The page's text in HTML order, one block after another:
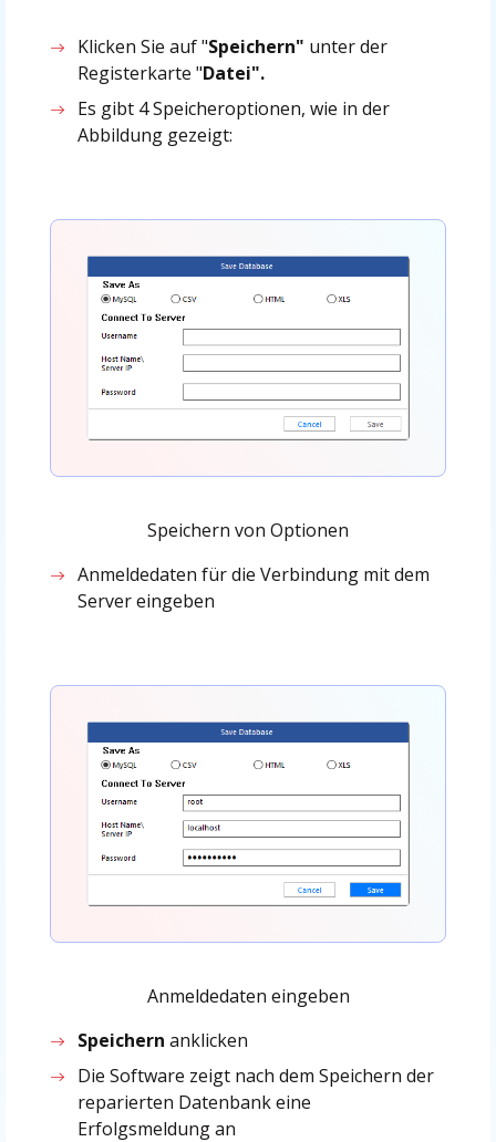
Klicken Sie auf "Speichern" unter der
Registerkarte "Datei".
Es gibt 4 Speicheroptionen, wie in der
Abbildung gezeigt:
Speichern von Optionen
Anmeldedaten für die Verbindung mit dem
Server eingeben
Anmeldedaten eingeben
Speichernanklicken
Die Software zeigt nach dem Speichern der
reparierten Datenbank eine
Erfolgsmeldung an